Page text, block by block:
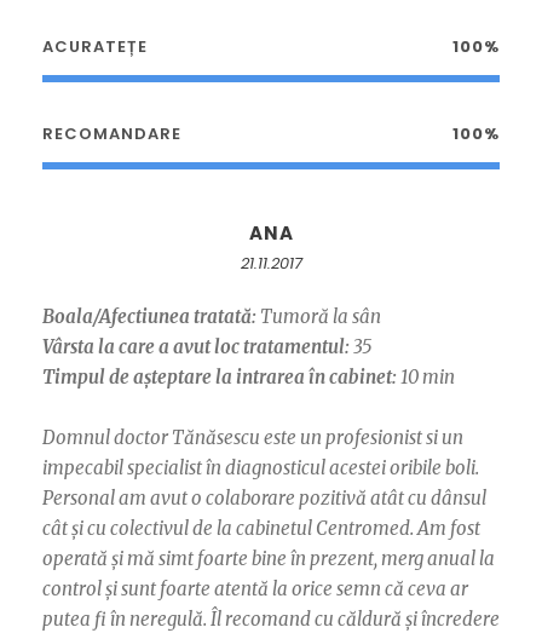
ACURATEȚE 100%
RECOMANDARE 100%
ANA
21.11.2017
Boala/Afectiunea tratată: Tumoră la sân
Vârsta la care a avut loc tratamentul: 35
Timpul de așteptare la intrarea în cabinet: 10 min
Domnul doctor Tănăsescu este un profesionist si un
impecabil specialist în diagnosticul acestei oribile boli.
Personal am avut o colaborare pozitivă atât cu dânsul
cât și cu colectivul de la cabinetul Centromed. Am fost
operată și mă simt foarte bine în prezent, merg anual la
control și sunt foarte atentă la orice semn că ceva ar
putea fi în neregulă. Îl recomand cu căldură și încredere